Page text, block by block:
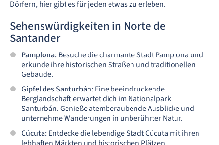
Dörfern, hier gibt es für jeden etwas zu erleben.
Sehenswürdigkeiten in Norte de
Santander
Pamplona: Besuche die charmante Stadt Pamplona und
erkunde ihre historischen Straßen und traditionellen
Gebäude.
Gipfel des Santurbán: Eine beeindruckende
Berglandschaft erwartet dich im Nationalpark
Santurbán. Genieße atemberaubende Ausblicke und
unternehme Wanderungen in unberührter Natur.
Cúcuta: Entdecke die lebendige Stadt Cúcuta mit ihren
lebhaften Märkten und historischen Plätzen.